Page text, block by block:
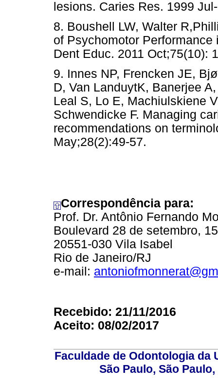
lesions. Caries Res. 1999
8. Boushell LW, Walter
of Psychomotor
Dent Educ. 2011 Oct;75(10):
9. Innes NP, Frencken JE,
D, Van LanduytK, Banerjee
Leal S, Lo E, Machiulskiene
Schwendicke F. Managing
recommendations on
May;28(2):49-57.
Correspondência para:
Prof. Dr. Antônio Fernando
Boulevard 28 de setembro,
20551-030 Vila Isabel
Rio de Janeiro/RJ
e-mail:
Recebido: 21/11/2016
Aceito: 08/02/2017
Faculdade de Odontologia da
São Paulo, São